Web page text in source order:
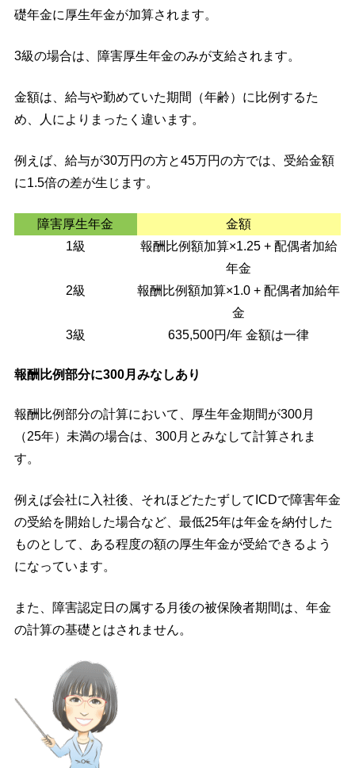
礎年金に厚生年金が加算されます。
3級の場合は、障害厚生年金のみが支給されます。
金額は、給与や勤めていた期間（年齢）に比例するた
め、人によりまったく違います。
例えば、給与が30万円の方と45万円の方では、受給金額
に1.5倍の差が生じます。
障害厚生年金
金額
1級
報酬比例額加算×1.25 + 配偶者加給
年金
2級
報酬比例額加算×1.0 + 配偶者加給年
金
3級
635,500円/年 金額は一律
報酬比例部分に300月みなしあり
報酬比例部分の計算において、厚生年金期間が300月
（25年）未満の場合は、300月とみなして計算されま
す。
例えば会社に入社後、それほどたたずしてICDで障害年金
の受給を開始した場合など、最低25年は年金を納付した
ものとして、ある程度の額の厚生年金が受給できるよう
になっています。
また、障害認定日の属する月後の被保険者期間は、年金
の計算の基礎とはされません。